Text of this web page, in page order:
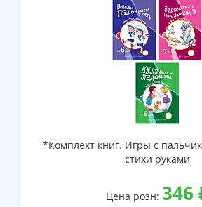
*Комплект книг. Игры с
стихи руками
Цена розн: 346